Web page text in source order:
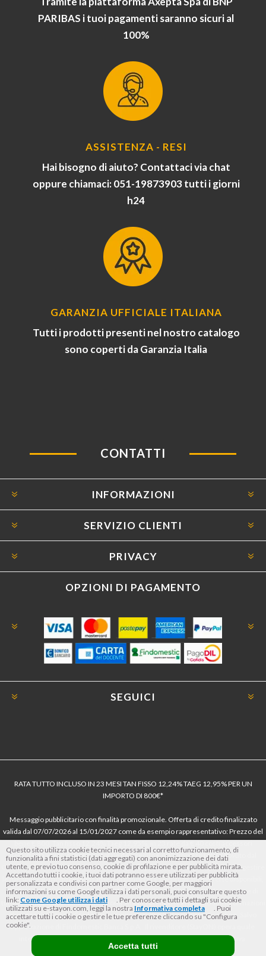
PARIBAS i tuoi pagamenti saranno sicuri al
100%
ASSISTENZA - RESI
Hai bisogno di aiuto? Contattaci via chat
oppure chiamaci: 051-19873903 tutti i giorni
h24
GARANZIA UFFICIALE ITALIANA
Tutti i prodotti presenti nel nostro catalogo
sono coperti da Garanzia Italia
CONTATTI
INFORMAZIONI
SERVIZIO CLIENTI
PRIVACY
OPZIONI DI PAGAMENTO
SEGUICI
RATA TUTTO INCLUSO IN 23 MESI TAN FISSO 12,24% TAEG 12,95% PER UN
IMPORTO DI 800€*
Messaggio pubblicitario con finalità promozionale. Offerta di credito finalizzato
valida dal 07/07/2026 al 15/01/2027 come da esempio rappresentativo: Prezzo del
dell’offerta azzerati. Importo totale del credito € 800. Importo totale dovuto dal
Consumatore € 920. Decorrenza media della prima rata a 90 giorni. Al fine di gestire
le tue spese in modo responsabile e di conoscere eventuali altre offerte disponibili,
Findomestic ti ricorda, prima di sottoscrivere il contratto, di prendere visione di
tutte le condizioni economiche e contrattuali, facendo riferimento alle Informazioni
Europee di Base sul Credito ai Consumatori (IEBCC) nel percorso online. Salvo
approvazione di Findomestic Banca S.p.A.. Il rivenditore (StayON) opera quale
intermediario del credito per Findomestic Banca S.p.A., non in esclusiva.
Questo sito utilizza cookie tecnici necessari al corretto funzionamento, di
funzionalità a fini statistici (dati aggregati) con anonimizzazione dei dati
utente, e previo tuo consenso, cookie di profilazione e per pubblicità mirata.
Accettando tutti i cookie, i tuoi dati potranno essere utilizzati per pubblicità
personalizzata e condivisi con partner come Google, per maggiori
informazioni su come Google utilizza i dati personali, puoi consultare questo
link: Come Google utilizza i dati
. Per conoscere tutti i dettagli sui cookie
utilizzati su e-stayon.com, leggi la nostra Informativa completa
. Puoi
accettare tutti i cookie o gestire le tue preferenze cliccando su "Configura
cookie".
Accetta tutti